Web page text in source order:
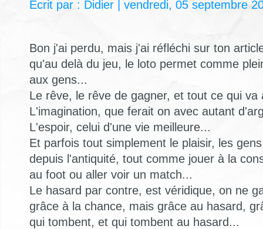
Écrit par : Didier | vendredi, 05 septembre
Bon j'ai perdu, mais j'ai réfléchi sur ton
qu'au delà du jeu, le loto permet comme
aux gens...
Le rêve, le rêve de gagner, et tout ce qui va
L'imagination, que ferait on avec autant
L'espoir, celui d'une vie meilleure...
Et parfois tout simplement le plaisir, les
depuis l'antiquité, tout comme jouer à la
au foot ou aller voir un match...
Le hasard par contre, est véridique, on ne
grâce à la chance, mais grâce au hasard,
qui tombent, et qui tombent au hasard...